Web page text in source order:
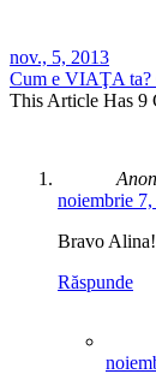
nov., 5, 2013
Cum e VIAŢA ta?
This Article Has 9
noiembrie
Bravo
Răspunde